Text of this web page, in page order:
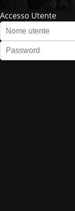
Accesso Utente